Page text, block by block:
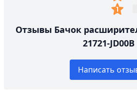
Отзывы Бачок
21721-JD00B
Написать